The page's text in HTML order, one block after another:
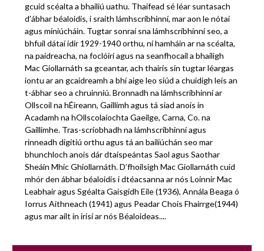
gcuid scéalta a bhailiú uathu. Thaifead sé léar suntasach
d’ábhar béaloidis, i sraith lámhscríbhinní, mar aon le nótaí
agus míniúcháin. Tugtar sonraí sna lámhscríbhinní seo, a
bhfuil dátaí idir 1929-1940 orthu, ní hamháin ar na scéalta,
na paidreacha, na foclóirí agus na seanfhocail a bhailigh
Mac Giollarnáth sa gceantar, ach thairis sin tugtar léargas
iontu ar an gcaidreamh a bhí aige leo siúd a chuidigh leis an
t-ábhar seo a chruinniú. Bronnadh na lámhscríbhinní ar
Ollscoil na hÉireann, Gaillimh agus tá siad anois in
Acadamh na hOllscolaíochta Gaeilge, Carna, Co. na
Gaillimhe. Tras-scríobhadh na lámhscríbhinní agus
rinneadh digitiú orthu agus tá an bailiúchán seo mar
bhunchloch anois dár dtaispeántas Saol agus Saothar
Sheáin Mhic Ghiollarnáth. D’fhoilsigh Mac Giollarnáth cuid
mhór den ábhar béaloidis i dtéacsanna ar nós Loinnir Mac
Leabhair agus Sgéalta Gaisgidh Eile (1936), Annála Beaga ó
Iorrus Aithneach (1941) agus Peadar Chois Fhairrge(1944)
agus mar ailt in irisí ar nós Béaloideas....